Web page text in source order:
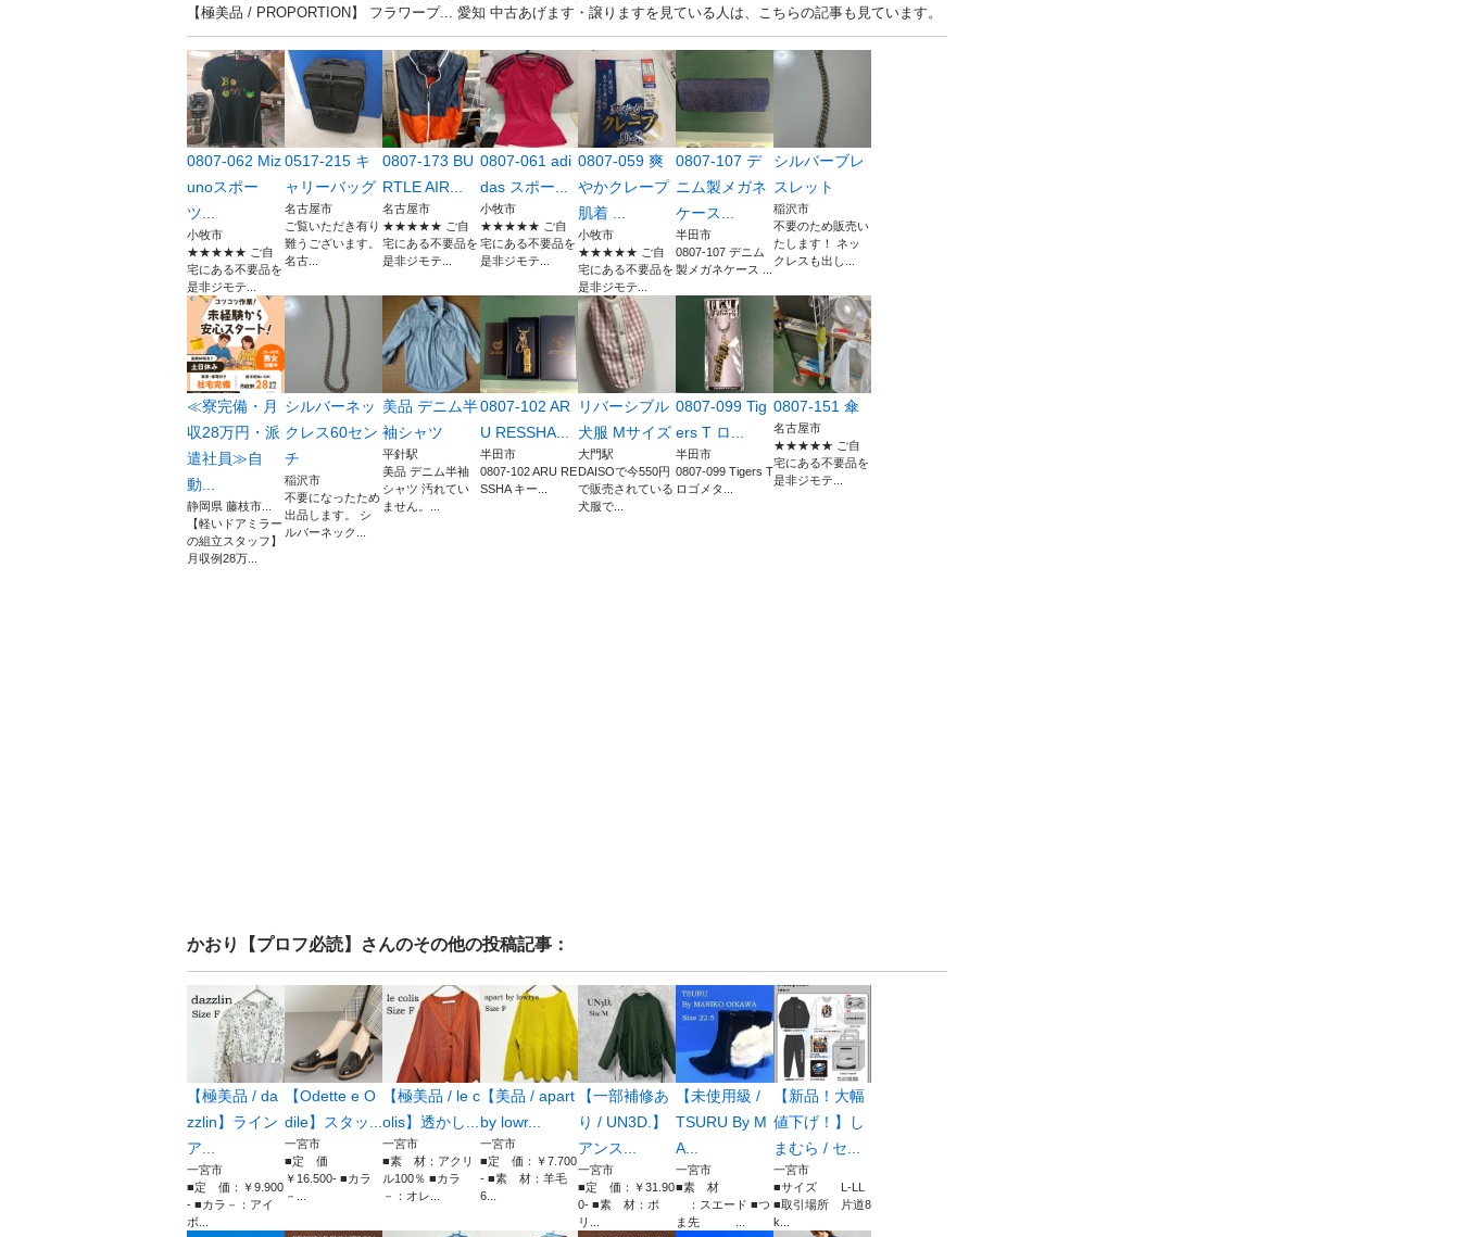
【極美品 / PROPORTION】 フラワープ... 愛知 中古あげます・譲りますを見ている人は、こちらの記事も見ています。
0807-062 Miz
unoスポー
ツ...
小牧市
★★★★★ ご自
宅にある不要品を
是非ジモテ...
0517-215 キ
ャリーバッグ
名古屋市
ご覧いただき有り
難うございます。
名古...
0807-173 BU
RTLE AIR...
名古屋市
★★★★★ ご自
宅にある不要品を
是非ジモテ...
0807-061 adi
das スポー...
小牧市
★★★★★ ご自
宅にある不要品を
是非ジモテ...
0807-059 爽
やかクレープ
肌着 ...
小牧市
★★★★★ ご自
宅にある不要品を
是非ジモテ...
0807-107 デ
ニム製メガネ
ケース...
半田市
0807-107 デニム
製メガネケース ...
シルバーブレ
スレット
稲沢市
不要のため販売い
たします！ ネッ
クレスも出し...
≪寮完備・月
収28万円・派
遣社員≫自
動...
静岡県 藤枝市...
【軽いドアミラー
の組立スタッフ】
月収例28万...
シルバーネッ
クレス60セン
チ
稲沢市
不要になったため
出品します。 シ
ルバーネック...
美品 デニム半
袖シャツ
平針駅
美品 デニム半袖
シャツ 汚れてい
ません。...
0807-102 AR
U RESSHA...
半田市
0807-102 ARU RE
SSHA キー...
リバーシブル
犬服 Mサイズ
大門駅
DAISOで今550円
で販売されている
犬服で...
0807-099 Tig
ers T ロ...
半田市
0807-099 Tigers T
ロゴメタ...
0807-151 傘
名古屋市
★★★★★ ご自
宅にある不要品を
是非ジモテ...
かおり【プロフ必読】 さんのその他の投稿記事：
【極美品 / da
zzlin】ライン
ア...
一宮市
■定 価：￥9.900
- ■カラ－：アイ
ボ...
【Odette e O
dile】スタッ...
一宮市
■定 価
￥16.500- ■カラ
－...
【極美品 / le c
olis】透かし...
一宮市
■素 材：アクリ
ル100％ ■カラ
－：オレ...
【美品 / apart
by lowr...
一宮市
■定 価：￥7.700
- ■素 材：羊毛
6...
【一部補修あ
り / UN3D.】
アンス...
一宮市
■定 価：￥31.90
0- ■素 材：ポ
リ...
【未使用級 /
TSURU By M
A...
一宮市
■素 材
：スエード ■つ
ま先 ...
【新品！大幅
値下げ！】し
まむら / セ...
一宮市
■サイズ L-LL
■取引場所 片道8
k...